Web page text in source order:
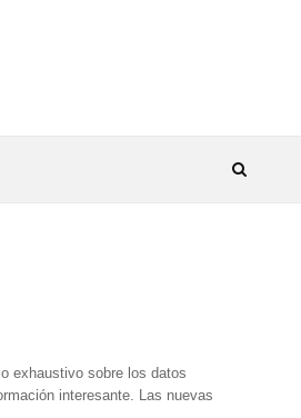
exhaustivo sobre los datos
interesante. Las nuevas